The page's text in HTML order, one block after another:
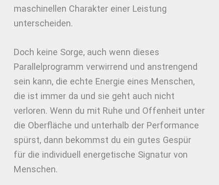
maschinellen Charakter einer Leistung
unterscheiden.
Doch keine Sorge, auch wenn dieses
Parallelprogramm verwirrend und anstrengend
sein kann, die echte Energie eines Menschen,
die ist immer da und sie geht auch nicht
verloren. Wenn du mit Ruhe und Offenheit unter
die Oberfläche und unterhalb der Performance
spürst, dann bekommst du ein gutes Gespür
für die individuell energetische Signatur von
Menschen.